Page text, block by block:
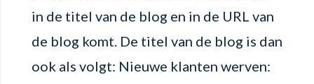
in de titel van de blog en in de URL van
de blog komt. De titel van de blog is dan
ook als volgt: Nieuwe klanten werven: